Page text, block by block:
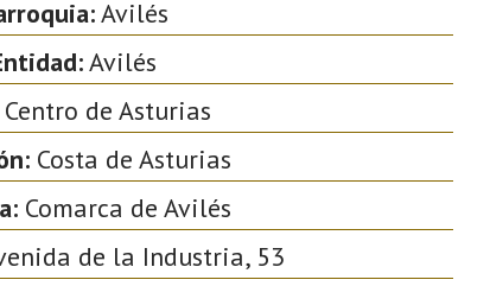
Avilés
Avilés
Centro de Asturias
Costa de Asturias
Comarca de Avilés
de la Industria, 53